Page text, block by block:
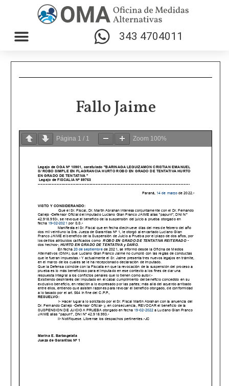
343 4704011
Fallo Jaime
Página 1 / 1 Zoom 100%